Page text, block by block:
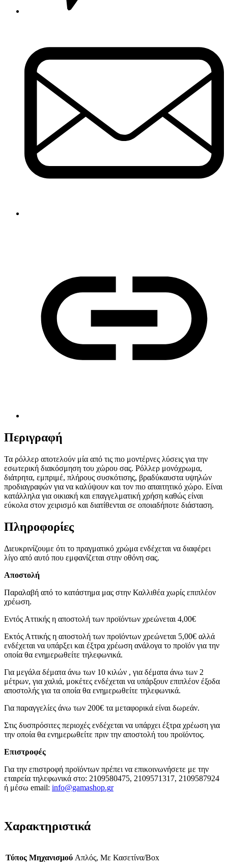
Περιγραφή
Τα ρόλλερ αποτελούν μία από τις πιο μοντέρνες λύσεις για την
εσωτερική διακόσμηση του χώρου σας. Ρόλλερ μονόχρωμα,
διάτρητα, εμπριμέ, πλήρους συσκότισης, βραδύκαυστα υψηλών
προδιαγραφών για να καλύψουν και τον πιο απαιτητικό χώρο. Είναι
κατάλληλα για οικιακή και επαγγελματική χρήση καθώς είναι
εύκολα στον χειρισμό και διατίθενται σε οποιαδήποτε διάσταση.
Πληροφορίες
Διευκρινίζουμε ότι το πραγματικό χρώμα ενδέχεται να διαφέρει
λίγο από αυτό που εμφανίζεται στην οθόνη σας.
Αποστολή
Παραλαβή από το κατάστημα μας στην Καλλιθέα χωρίς επιπλέον
χρέωση.
Εντός Αττικής η αποστολή των προϊόντων χρεώνεται 4,00€
Εκτός Αττικής η αποστολή των προϊόντων χρεώνεται 5,00€ αλλά
ενδέχεται να υπάρξει και έξτρα χρέωση ανάλογα το προϊόν για την
οποία θα ενημερωθείτε τηλεφωνικά.
Για μεγάλα δέματα άνω των 10 κιλών , για δέματα άνω των 2
μέτρων, για χαλιά, μοκέτες ενδέχεται να υπάρξουν επιπλέον έξοδα
αποστολής για τα οποία θα ενημερωθείτε τηλεφωνικά.
Για παραγγελίες άνω των 200€ τα μεταφορικά είναι δωρεάν.
Στις δυσπρόσιτες περιοχές ενδέχεται να υπάρχει έξτρα χρέωση για
την οποία θα ενημερωθείτε πριν την αποστολή του προϊόντος.
Επιστροφές
Για την επιστροφή προϊόντων πρέπει να επικοινωνήσετε με την
εταιρεία τηλεφωνικά στο: 2109580475, 2109571317, 2109587924
ή μέσω email: info@gamashop.gr
Χαρακτηριστικά
Τύπος Μηχανισμού Απλός, Με Κασετίνα/Box